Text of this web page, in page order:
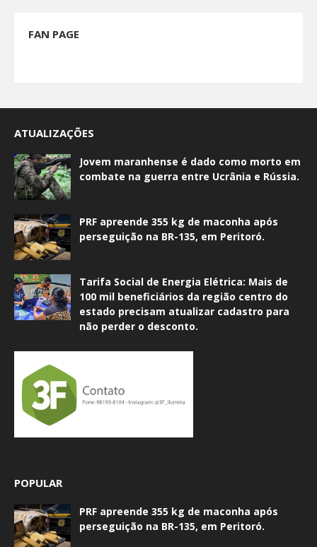
FAN PAGE
ATUALIZAÇÕES
Jovem maranhense é dado como morto em
combate na guerra entre Ucrânia e Rússia.
PRF apreende 355 kg de maconha após
perseguição na BR-135, em Peritoró.
Tarifa Social de Energia Elétrica: Mais de
100 mil beneficiários da região centro do
estado precisam atualizar cadastro para
não perder o desconto.
POPULAR
PRF apreende 355 kg de maconha após
perseguição na BR-135, em Peritoró.